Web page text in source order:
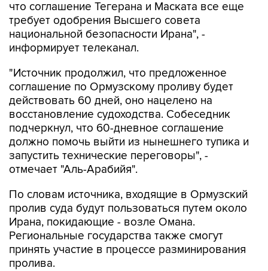
что соглашение Тегерана и Маската все еще
требует одобрения Высшего совета
национальной безопасности Ирана", -
информирует телеканал.
"Источник продолжил, что предложенное
соглашение по Ормузскому проливу будет
действовать 60 дней, оно нацелено на
восстановление судоходства. Собеседник
подчеркнул, что 60-дневное соглашение
должно помочь выйти из нынешнего тупика и
запустить технические переговоры", -
отмечает "Аль-Арабийя".
По словам источника, входящие в Ормузский
пролив суда будут пользоваться путем около
Ирана, покидающие - возле Омана.
Региональные государства также смогут
принять участие в процессе разминирования
пролива.